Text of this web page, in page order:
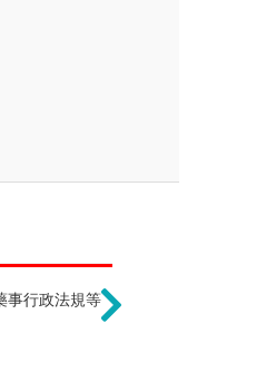
設治
或是
美國的聾人不喜歡別人稱
他們覺得這是他們的文化
事行政法規等